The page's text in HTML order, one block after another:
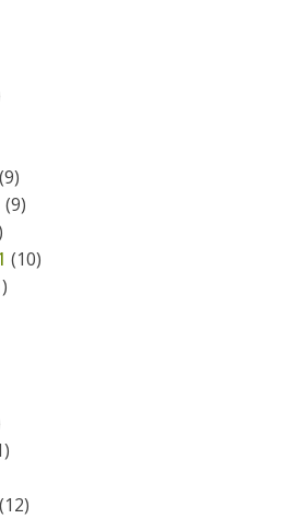
(9)
(9)
(10)
(12)